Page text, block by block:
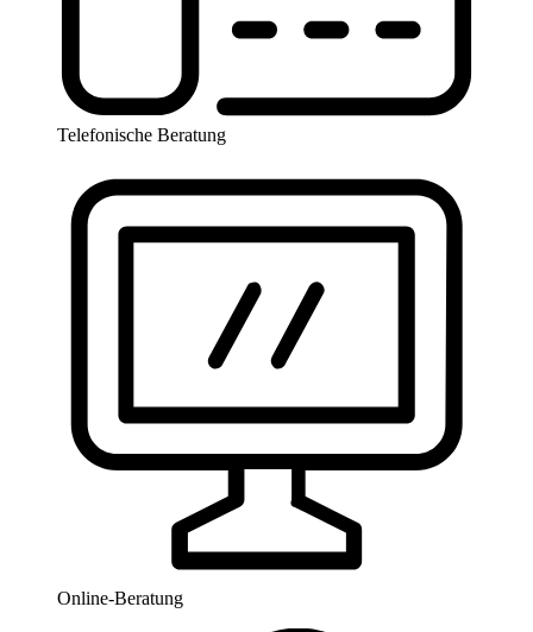
Telefonische Beratung
Online-Beratung